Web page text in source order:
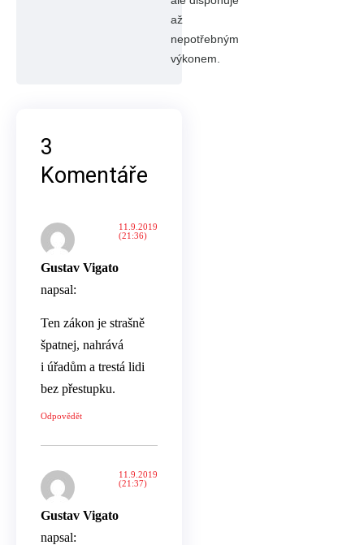
až
nepotřebným
výkonem.
3
Komentáře
Gustav Vigato
napsal:
11.9.2019
(21:36)
Ten zákon je strašně
špatnej, nahrává
i úřadům a trestá lidi
bez přestupku.
Odpovědět
Gustav Vigato
napsal:
11.9.2019
(21:37)